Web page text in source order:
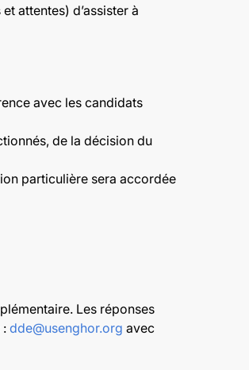
attentes) d’assister à
avec les candidats
de la décision du
particulière sera accordée
Les réponses
: dde@usenghor.org avec